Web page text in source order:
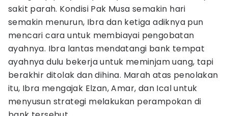
sakit parah. Kondisi Pak Musa semakin hari
semakin menurun, Ibra dan ketiga adiknya pun
mencari cara untuk membiayai pengobatan
ayahnya. Ibra lantas mendatangi bank tempat
ayahnya dulu bekerja untuk meminjam uang, tapi
berakhir ditolak dan dihina. Marah atas penolakan
itu, Ibra mengajak Elzan, Amar, dan Ical untuk
menyusun strategi melakukan perampokan di